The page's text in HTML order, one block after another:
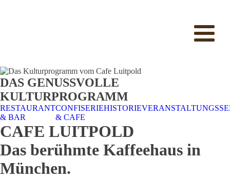
DAS GENUSSVOLLE
KULTURPROGRAMM
RESTAURANT
& BAR
CONFISERIE
& CAFE
HISTORIE
CAFE LUITPOLD
Das berühmte Kaffeehaus in
München.